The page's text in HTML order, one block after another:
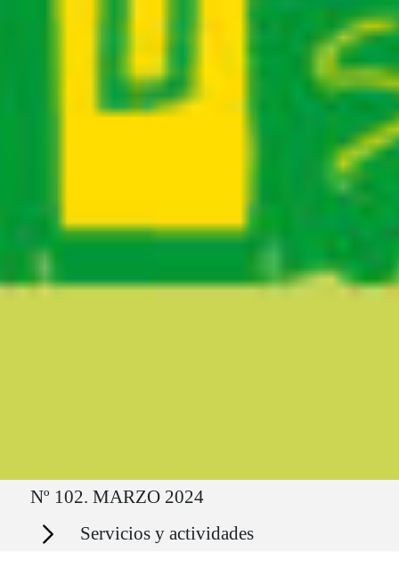
Ruta del sitio
Nº 102. MARZO 2024
Secciones Servicios y actividades